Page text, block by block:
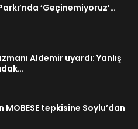
‘Geçinemiyoruz’…
Aldemir uyardı: Yanlış
MOBESE tepkisine Soylu’dan